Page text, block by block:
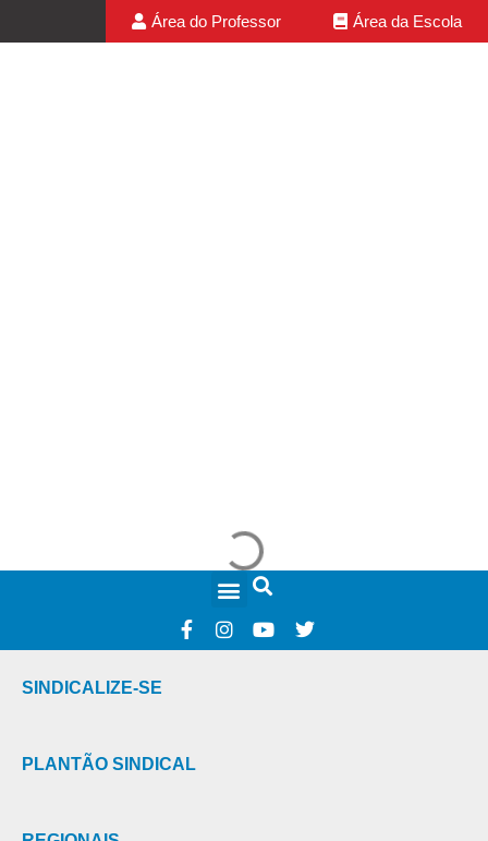
Área do Professor Área da Escola
SINDICALIZE-SE
PLANTÃO SINDICAL